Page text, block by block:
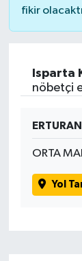
fikir
Isparta
nöbetçi
ORTA
Yol